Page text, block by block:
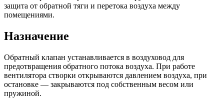
защита от обратной тяги и перетока воздуха между
помещениями.
Назначение
Обратный клапан устанавливается в воздуховод для
предотвращения обратного потока воздуха. При работе
вентилятора створки открываются давлением воздуха, при
остановке — закрываются под собственным весом или
пружиной.